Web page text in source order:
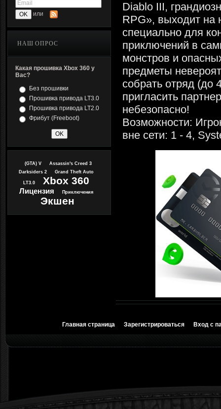
или
НАШ ОПРОС
Какая прошивка Xbox 360 у
Вас?
Без прошивки
Прошивка привода LT3.0
Прошивка привода LT2.0
Фрибут (Freeboot)
(GTA) V
Assassin's Creed 3
Darksiders 2
Grand Theft Auto
LT3.0 Xbox 360
Лицензия Приключения
Экшен
Diablo III,
RPG», выходит на
специально для
приключений в
монстров и
предметы
собрать отряд (до
пригласить
небезопасно!
Возможности:
вне сети: 1 - 4,
Главная страница Зарегистрироваться Вход с